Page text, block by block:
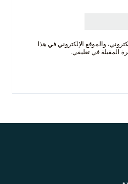
والموقع الإلكتروني في هذا
المقبلة في تعليقي.